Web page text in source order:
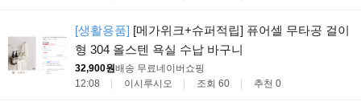
[생활용품] [메가위크+슈퍼적립] 퓨어셀 무타공 걸이
형 304 올스텐 욕실 수납 바구니
32,900원배송 무료네이버쇼핑
12:08
이시루시오 조회 60 추천 0